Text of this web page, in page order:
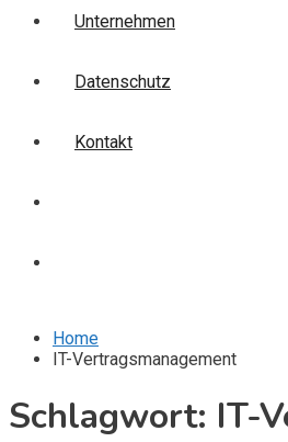
Unternehmen
Datenschutz
Kontakt
Home
IT-Vertragsmanagement
Schlagwort: IT-